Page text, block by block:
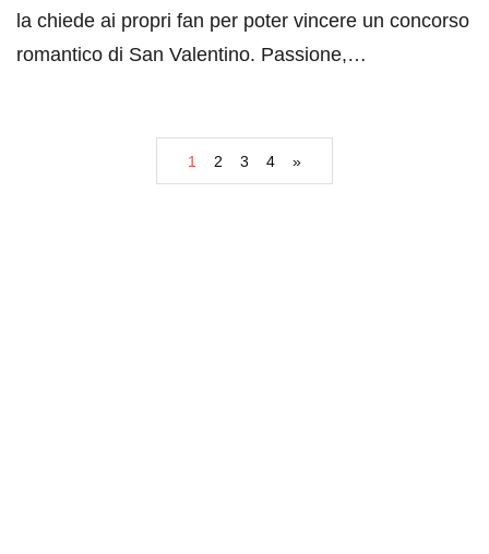
la chiede ai propri fan per poter vincere un concorso
romantico di San Valentino. Passione,…
1 2 3 4 »